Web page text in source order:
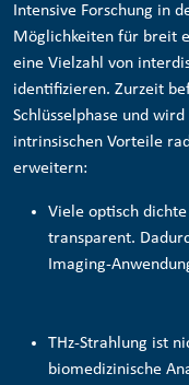
Intensive Forschung in
Möglichkeiten für breit
eine Vielzahl von
identifizieren. Zurzeit
Schlüsselphase und
intrinsischen Vorteile
erweitern:
Viele optisch
transparent.
Imaging-
THz-Strahlung ist
biomedizinische